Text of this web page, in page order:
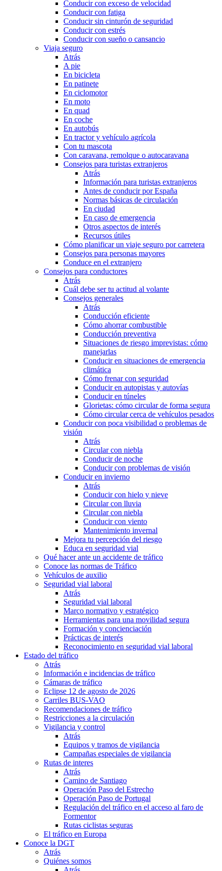
Conducir con exceso de velocidad
Conducir con fatiga
Conducir sin cinturón de seguridad
Conducir con estrés
Conducir con sueño o cansancio
Viaja seguro
Atrás
A pie
En bicicleta
En patinete
En ciclomotor
En moto
En quad
En coche
En autobús
En tractor y vehículo agrícola
Con tu mascota
Con caravana, remolque o autocaravana
Consejos para turistas extranjeros
Atrás
Información para turistas extranjeros
Antes de conducir por España
Normas básicas de circulación
En ciudad
En caso de emergencia
Otros aspectos de interés
Recursos útiles
Cómo planificar un viaje seguro por carretera
Consejos para personas mayores
Conduce en el extranjero
Consejos para conductores
Atrás
Cuál debe ser tu actitud al volante
Consejos generales
Atrás
Conducción eficiente
Cómo ahorrar combustible
Conducción preventiva
Situaciones de riesgo imprevistas: cómo
manejarlas
Conducir en situaciones de emergencia
climática
Cómo frenar con seguridad
Conducir en autopistas y autovías
Conducir en túneles
Glorietas: cómo circular de forma segura
Cómo circular cerca de vehículos pesados
Conducir con poca visibilidad o problemas de
visión
Atrás
Circular con niebla
Conducir de noche
Conducir con problemas de visión
Conducir en invierno
Atrás
Conducir con hielo y nieve
Circular con lluvia
Circular con niebla
Conducir con viento
Mantenimiento invernal
Mejora tu percepción del riesgo
Educa en seguridad vial
Qué hacer ante un accidente de tráfico
Conoce las normas de Tráfico
Vehículos de auxilio
Seguridad vial laboral
Atrás
Seguridad vial laboral
Marco normativo y estratégico
Herramientas para una movilidad segura
Formación y concienciación
Prácticas de interés
Reconocimiento en seguridad vial laboral
Estado del tráfico
Atrás
Información e incidencias de tráfico
Cámaras de tráfico
Eclipse 12 de agosto de 2026
Carriles BUS-VAO
Recomendaciones de tráfico
Restricciones a la circulación
Vigilancia y control
Atrás
Equipos y tramos de vigilancia
Campañas especiales de vigilancia
Rutas de interes
Atrás
Camino de Santiago
Operación Paso del Estrecho
Operación Paso de Portugal
Regulación del tráfico en el acceso al faro de
Formentor
Rutas ciclistas seguras
El tráfico en Europa
Conoce la DGT
Atrás
Quiénes somos